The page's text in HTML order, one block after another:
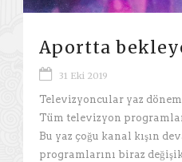
Aportta
31 Eki 2019
Televizyoncular yaz
Tüm televizyon
Bu yaz çoğu kanal kışın
programlarını biraz